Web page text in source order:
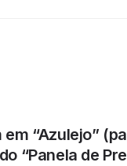
“Azulejo”
“Panela de